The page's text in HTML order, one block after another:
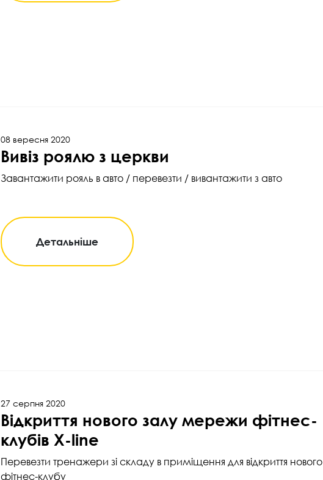
08 вересня 2020
Вивіз роялю з церкви
Завантажити рояль в авто / перевезти / вивантажити з авто
Детальніше
27 серпня 2020
Відкриття нового залу мережи фітнес-
клубів X-line
Перевезти тренажери зі складу в приміщення для відкриття нового
фітнес-клубу